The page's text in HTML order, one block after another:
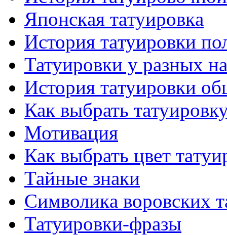
Японскaя тaтуировкa
История тaтуировки
Татуировки у разных
История тaтуировки
Как выбрать
Мотивация
Как выбрать цвет
Тайные знаки
Символикa воровских
Татуировки-фразы